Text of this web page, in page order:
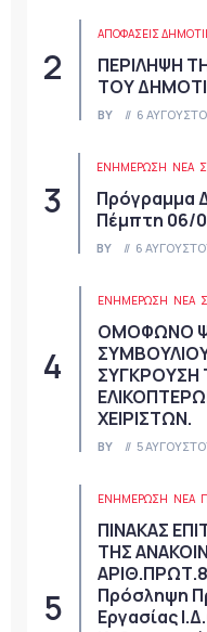
ΑΠΟΦΆΣΕΙΣ
ΠΕΡΙΛΗΨΗ
ΤΟΥ
BY 6
ΕΝΗΜΕΡΩΣΗ ΝΈΑ
Πρόγραμμα
Πέμπτη 06/
BY 6
ΕΝΗΜΕΡΩΣΗ ΝΈΑ
ΟΜΟΦΩΝΟ
ΣΥΓΚΡΟΥΣΗ
ΧΕΙΡΙΣΤΩΝ.
BY 5
ΕΝΗΜΕΡΩΣΗ ΝΈΑ
ΠΙΝΑΚΑΣ
ΤΗΣ
Πρόσληψη
Εργασίας